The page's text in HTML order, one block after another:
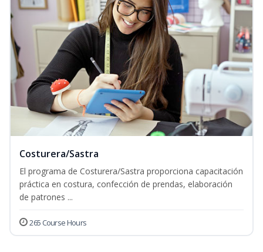
Costurera/Sastra
El programa de Costurera/Sastra proporciona capacitación
práctica en costura, confección de prendas, elaboración
de patrones ...
265 Course Hours